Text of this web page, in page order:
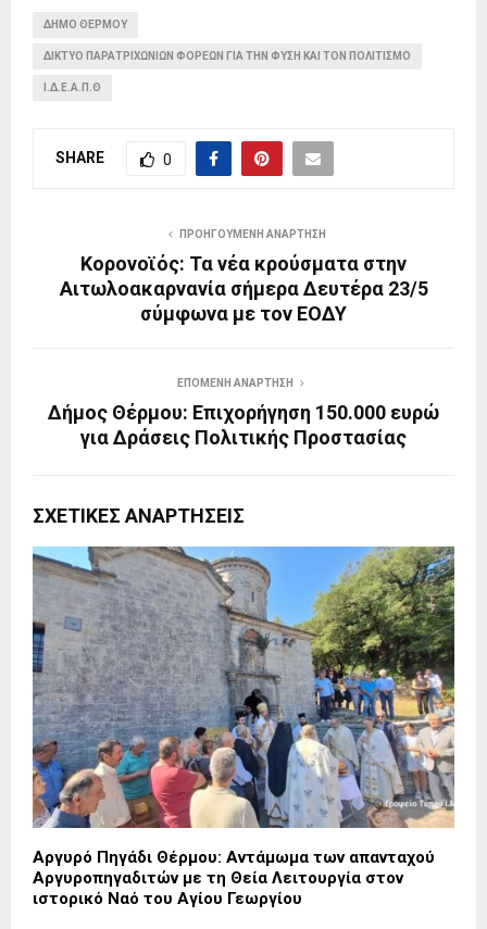
ΔΉΜΟ ΘΈΡΜΟΥ
ΔΊΚΤΥΟ ΠΑΡΑΤΡΙΧΏΝΙΩΝ ΦΟΡΈΩΝ ΓΙΑ ΤΗΝ ΦΎΣΗ ΚΑΙ ΤΟΝ ΠΟΛΙΤΙΣΜΌ
Ι.Δ.Ε.Α.Π.Θ
SHARE 0
ΠΡΟΗΓΟΎΜΕΝΗ ΑΝΆΡΤΗΣΗ
Κορονοϊός: Τα νέα κρούσματα στην
Αιτωλοακαρνανία σήμερα Δευτέρα 23/5
σύμφωνα με τον ΕΟΔΥ
ΕΠΌΜΕΝΗ ΑΝΆΡΤΗΣΗ
Δήμος Θέρμου: Επιχορήγηση 150.000 ευρώ
για Δράσεις Πολιτικής Προστασίας
ΣΧΕΤΙΚΈΣ ΑΝΑΡΤΉΣΕΙΣ
Αργυρό Πηγάδι Θέρμου: Αντάμωμα των απανταχού
Αργυροπηγαδιτών με τη Θεία Λειτουργία στον
ιστορικό Ναό του Αγίου Γεωργίου